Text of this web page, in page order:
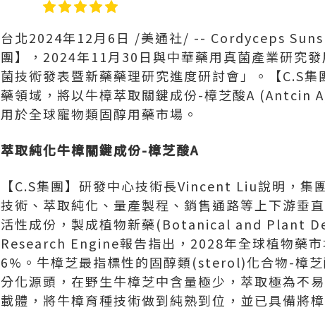
台北2024年12月6日 /美通社/ -- Cordyceps
團】，2024年11月30日與中華藥用真菌產業研究
菌技術發表暨新藥藥理研究進度研討會」。【C.S
藥領域，將以牛樟萃取關鍵成份-樟芝酸A (Antcin
用於全球寵物類固醇用藥市場。
萃取純化牛樟關鍵成份-樟芝酸A
【C.S集團】研發中心技術長Vincent Liu說明， 集
技術、萃取純化、量產製程、銷售通路等上下游垂
活性成份，製成植物新藥(Botanical and Plant
Research Engine報告指出，2028年全球植物藥
6%。牛樟芝最指標性的固醇類(sterol)化合物-樟
分化源頭，在野生牛樟芝中含量極少，萃取極為不
載體，將牛樟育種技術做到純熟到位，並已具備將